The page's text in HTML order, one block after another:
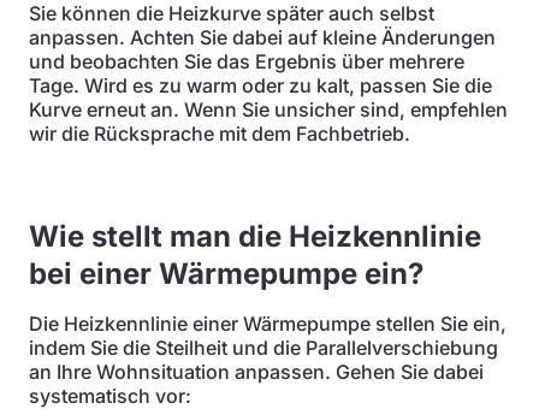
Sie können die Heizkurve später auch selbst
anpassen. Achten Sie dabei auf kleine Änderungen
und beobachten Sie das Ergebnis über mehrere
Tage. Wird es zu warm oder zu kalt, passen Sie die
Kurve erneut an. Wenn Sie unsicher sind, empfehlen
wir die Rücksprache mit dem Fachbetrieb.
Wie stellt man die Heizkennlinie
bei einer Wärmepumpe ein?
Die Heizkennlinie einer Wärmepumpe stellen Sie ein,
indem Sie die Steilheit und die Parallelverschiebung
an Ihre Wohnsituation anpassen. Gehen Sie dabei
systematisch vor: